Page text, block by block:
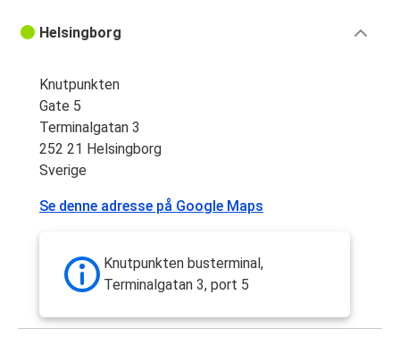
Helsingborg
Knutpunkten
Gate 5
Terminalgatan 3
252 21 Helsingborg
Sverige
Se denne adresse på Google Maps
Knutpunkten busterminal,
Terminalgatan 3, port 5